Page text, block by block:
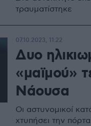
τραυματίστηκε
Δυο
«μαϊμού»
Νάουσα
Οι αστυνομικοί
χτυπήσει την
07.10.2023, 11:22